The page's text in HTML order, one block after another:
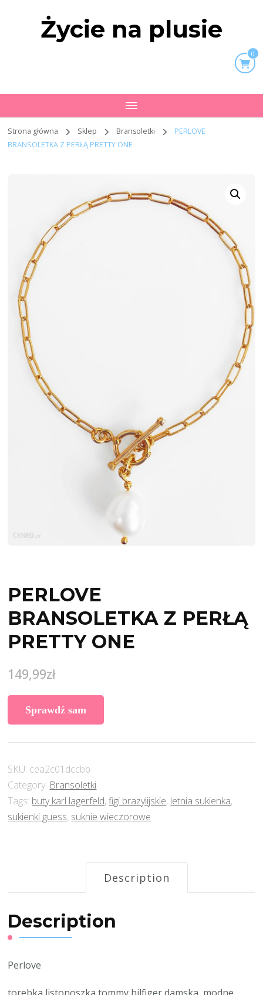
Życie na plusie
0
Strona główna Sklep Bransoletki
PERLOVE
BRANSOLETKA Z PERŁĄ PRETTY ONE
PERLOVE
BRANSOLETKA Z PERŁĄ
PRETTY ONE
149,99zł
Sprawdź sam
SKU: cea2c01dccbb
Category: Bransoletki
Tags: buty karl lagerfeld,figi brazylijskie, letnia sukienka,
sukienki guess, suknie wieczorowe
Description
Description
Perlove